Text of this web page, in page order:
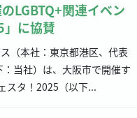
LGBTQ+関連イベン
」に協賛
（本社：東京都港区、代表
当社）は、大阪市で開催す
スタ！2025（以下...